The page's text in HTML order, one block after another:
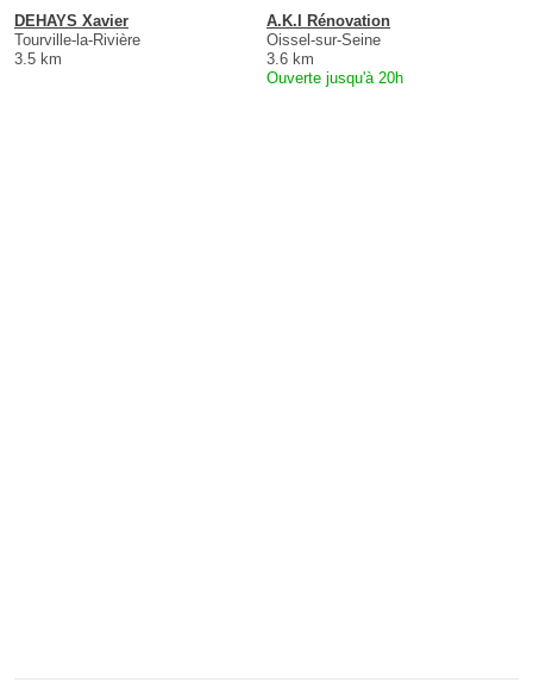
DEHAYS Xavier
Tourville-la-Rivière
3.5 km
A.K.I Rénovation
Oissel-sur-Seine
3.6 km
Ouverte jusqu'à 20h